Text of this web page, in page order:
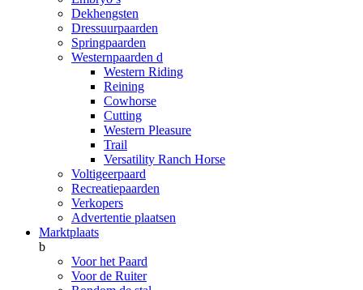
Dekhengsten
Dressuurpaarden
Springpaarden
Westernpaarden d
Western Riding
Reining
Cowhorse
Cutting
Western Pleasure
Trail
Versatility Ranch Horse
Voltigeerpaard
Recreatiepaarden
Verkopers
Advertentie plaatsen
Marktplaats
b
Voor het Paard
Voor de Ruiter